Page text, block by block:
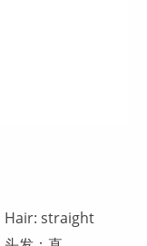
Hair: straight